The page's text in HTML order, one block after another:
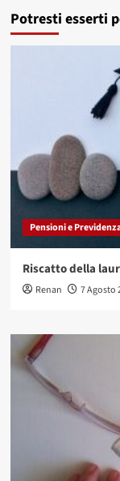
Potresti esserti
Pensioni e
Riscatto della
Renan 7 Agosto